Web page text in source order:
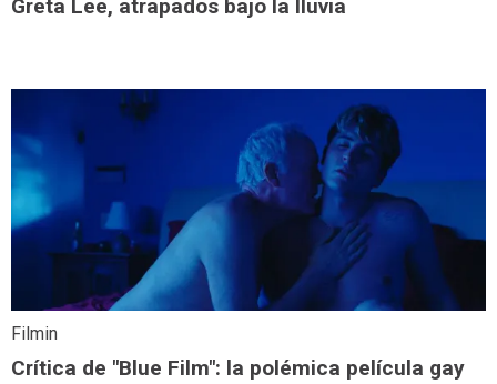
Greta Lee, atrapados bajo la lluvia
Filmin
Crítica de "Blue Film": la polémica película gay